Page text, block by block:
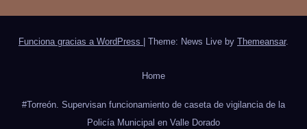
Funciona gracias a WordPress Theme: News Live by Themeansar.
Home
#Torreón. Supervisan funcionamiento de caseta de vigilancia de la
Policía Municipal en Valle Dorado